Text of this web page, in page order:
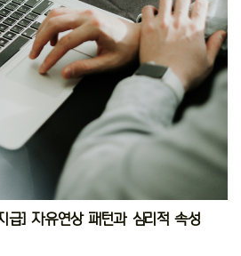
급] 자유연상 패턴과 심리적 속성